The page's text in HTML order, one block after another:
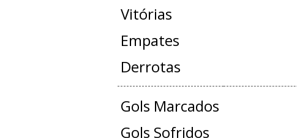
Vitórias
Empates
Derrotas
Gols Marcados
Gols Sofridos